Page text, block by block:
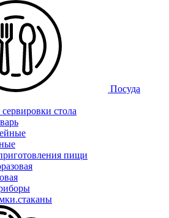
Посуда
стола
пищи